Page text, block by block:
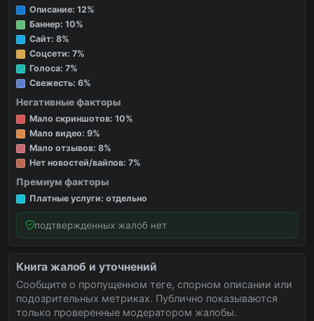
Описание: 12%
Баннер: 10%
Сайт: 8%
Соцсети: 7%
Голоса: 7%
Свежесть: 6%
Негативные факторы
Мало скриншотов: 10%
Мало видео: 9%
Мало отзывов: 8%
Нет новостей/вайпов: 7%
Премиум факторы
Платные услуги: отдельно
подтвержденных жалоб нет
Книга жалоб и уточнений
Сообщите о пропущенном теге, спорном описании или
подозрительных метриках. Публично показываются
только проверенные модератором жалобы.